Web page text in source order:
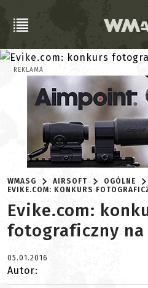
REKLAMA
WMASG AIRSOFT
OGÓLNE
EVIKE.COM: KONKURS
Evike.com:
fotograficzny na
05.01.2016
Autor: